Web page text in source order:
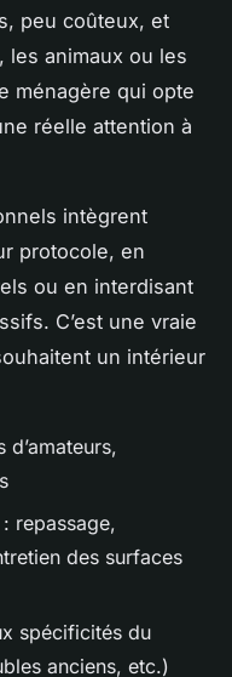
peu coûteux, et
les animaux ou les
ménagère qui opte
réelle attention à
intègrent
protocole, en
ou en interdisant
C’est une vraie
un intérieur
d’amateurs,
: repassage,
des surfaces
spécificités du
anciens, etc.)